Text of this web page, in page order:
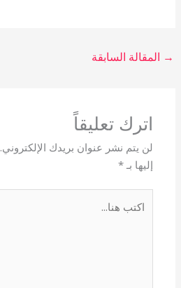
→ المقالة السابقة
اترك تعليقاً
لن يتم نشر عنوان بريدك الإلكتروني.
إليها بـ*
هنا...